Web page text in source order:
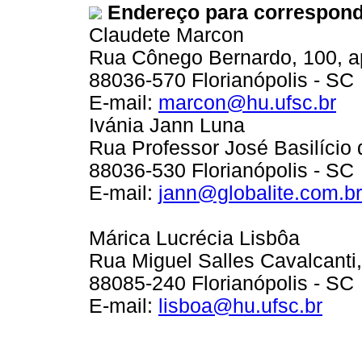
Endereço para
Claudete Marcon
Rua Cônego Bernardo, 100,
88036-570 Florianópolis - SC
E-mail: marcon@hu.ufsc.br
Ivánia Jann Luna
Rua Professor José Basilício
88036-530 Florianópolis - SC
E-mail: jann@globalite.com.br
Márica Lucrécia Lisbôa
Rua Miguel Salles
88085-240 Florianópolis - SC
E-mail: lisboa@hu.ufsc.br